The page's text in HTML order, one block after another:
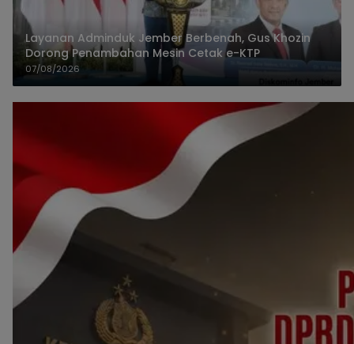
Layanan Adminduk Jember Berbenah, Gus Khozin
Dorong Penambahan Mesin Cetak e-KTP
07/08/2026